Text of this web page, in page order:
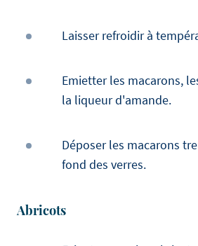
Laisser refroidir à
Emietter les macarons,
la liqueur d'amande.
Déposer les macarons
fond des verres.
Abricots